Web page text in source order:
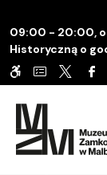
09:00 - 20:00,
Historyczną o